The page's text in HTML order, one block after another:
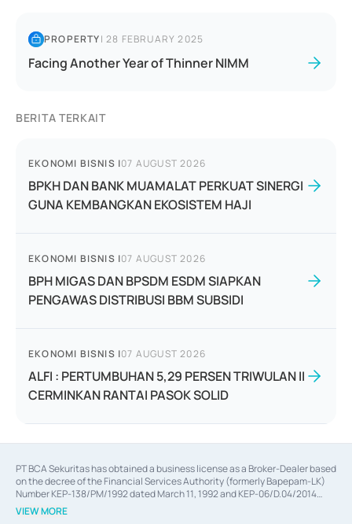
PROPERTY|28 FEBRUARY 2025
Facing Another Year of Thinner NIMM
BERITA TERKAIT
EKONOMI BISNIS |07 AUGUST 2026
BPKH DAN BANK MUAMALAT PERKUAT SINERGI
GUNA KEMBANGKAN EKOSISTEM HAJI
EKONOMI BISNIS |07 AUGUST 2026
BPH MIGAS DAN BPSDM ESDM SIAPKAN
PENGAWAS DISTRIBUSI BBM SUBSIDI
EKONOMI BISNIS |07 AUGUST 2026
ALFI : PERTUMBUHAN 5,29 PERSEN TRIWULAN II
CERMINKAN RANTAI PASOK SOLID
PT BCA Sekuritas has obtained a business license as a Broker-Dealer based
on the decree of the Financial Services Authority (formerly Bapepam-LK)
Number KEP-138/PM/1992 dated March 11, 1992 and KEP-06/D.04/2014
dated February 28, 2014, a business license as an Underwriter based on the
decree of the Financial Services Authority Number KEP-12/PM/PEE/1997
VIEW MORE